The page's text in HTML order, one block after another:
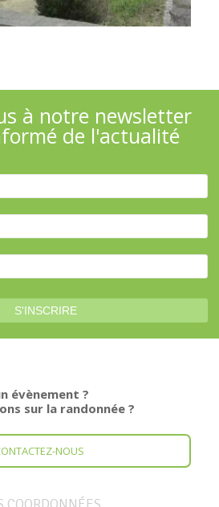
à notre newsletter
de l'actualité
évènement ?
sur la randonnée ?
NOUS